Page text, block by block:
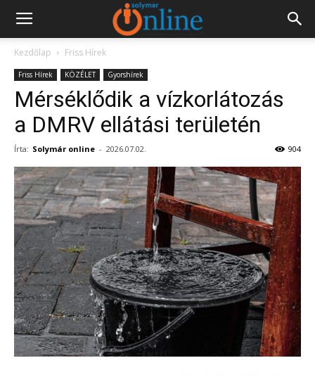
Kezdőlap Friss Hírek
Friss Hírek KÖZÉLET Gyorshírek
Mérséklődik a vízkorlátozás
a DMRV ellátási területén
Írta: Solymár online - 2026.07.02. 904